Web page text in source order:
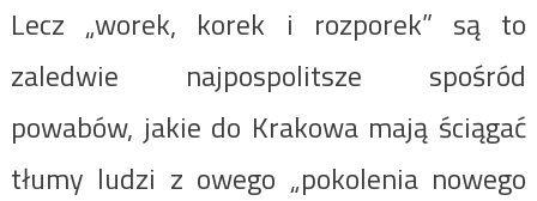
Lecz „worek, korek i rozporek” są to
zaledwie najpospolitsze spośród
powabów, jakie do Krakowa mają ściągać
tłumy ludzi z owego „pokolenia nowego